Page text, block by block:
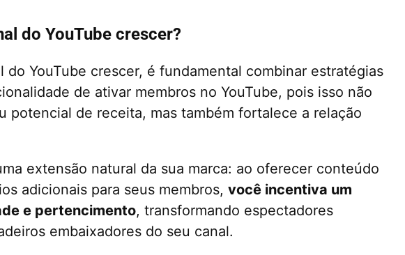
do YouTube crescer?
do YouTube crescer, é fundamental combinar estratégias
de ativar membros no YouTube, pois isso não
potencial de receita, mas também fortalece a relação
extensão natural da sua marca: ao oferecer conteúdo
adicionais para seus membros, você incentiva um
e pertencimento, transformando espectadores
embaixadores do seu canal.